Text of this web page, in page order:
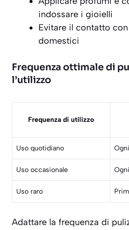
indossare i gioielli
Evitare il contatto
domestici
Frequenza ottimale di
l’utilizzo
Frequenza di utilizzo
Uso quotidiano
Uso occasionale
Uso raro
Adattare la frequenza di